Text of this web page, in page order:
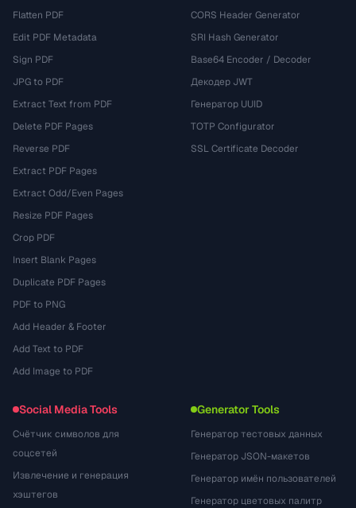
Flatten PDF
Edit PDF Metadata
Sign PDF
JPG to PDF
Extract Text from PDF
Delete PDF Pages
Reverse PDF
Extract PDF Pages
Extract Odd/Even Pages
Resize PDF Pages
Crop PDF
Insert Blank Pages
Duplicate PDF Pages
PDF to PNG
Add Header & Footer
Add Text to PDF
Add Image to PDF
CORS Header Generator
SRI Hash Generator
Base64 Encoder / Decoder
Декодер JWT
Генератор UUID
TOTP Configurator
SSL Certificate Decoder
Social Media Tools
Счётчик символов для
соцсетей
Извлечение и генерация
хэштегов
Generator Tools
Генератор тестовых данных
Генератор JSON-макетов
Генератор имён пользователей
Генератор цветовых палитр